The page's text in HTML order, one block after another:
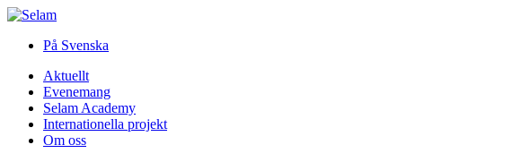
På Svenska
Aktuellt
Evenemang
Selam Academy
Internationella projekt
Om oss